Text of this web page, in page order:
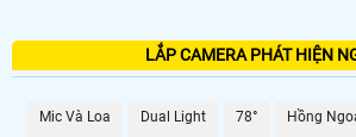
LẮP CAMERA PHÁT HIỆN
Mic Và Loa Dual Light 78° Hồng